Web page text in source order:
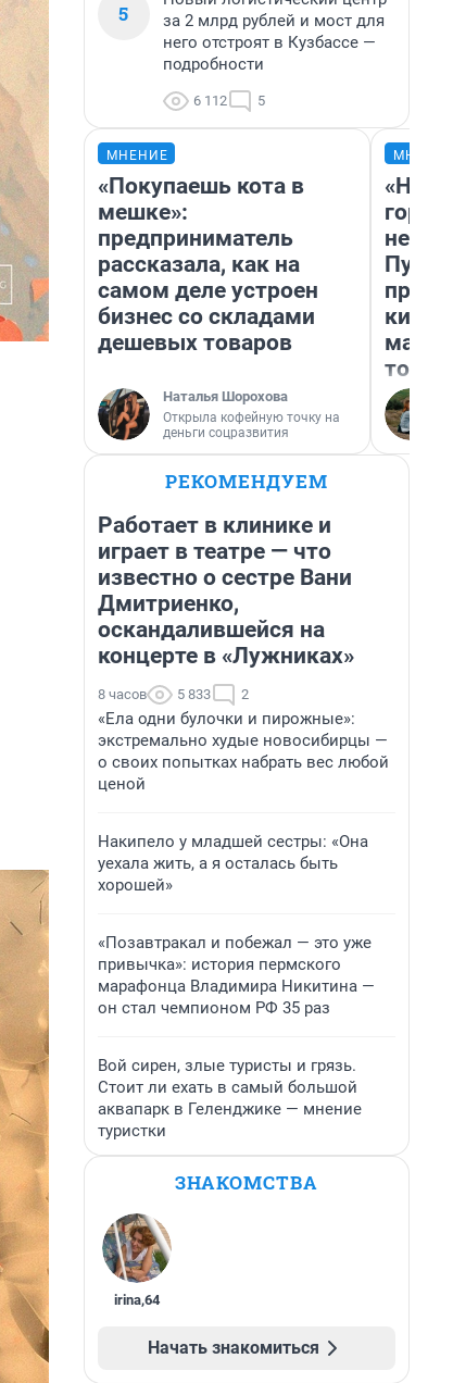
5
за 2 млрд рублей и мост для
него отстроят в Кузбассе —
подробности
6 112 5
МНЕНИЕ
«Покупаешь кота в
мешке»:
предприниматель
рассказала, как на
самом деле устроен
бизнес со складами
дешевых товаров
Наталья Шорохова
Открыла кофейную точку на
деньги соцразвития
«Нет
того
РЕКОМЕНДУЕМ
Работает в клинике и
играет в театре — что
известно о сестре Вани
Дмитриенко,
оскандалившейся на
концерте в «Лужниках»
8 часов 5 833 2
«Ела одни булочки и пирожные»:
экстремально худые новосибирцы —
о своих попытках набрать вес любой
ценой
Накипело у младшей сестры: «Она
уехала жить, а я осталась быть
хорошей»
«Позавтракал и побежал — это уже
привычка»: история пермского
марафонца Владимира Никитина —
он стал чемпионом РФ 35 раз
Вой сирен, злые туристы и грязь.
Стоит ли ехать в самый большой
аквапарк в Геленджике — мнение
туристки
ЗНАКОМСТВА
irina,64
Начать знакомиться